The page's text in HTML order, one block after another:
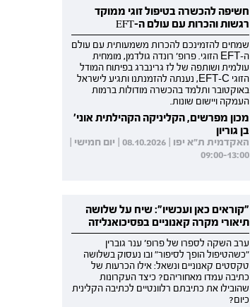
חשיפה להכשרה בטיפול זוגי ממוקד
רגשות והכרות עם עולם ה-EFT
שמחים להזמינכם להכרות משמעותית עם עולם
ה-EFT הזוגי. פרופ' רונדה גולדמן, מומחית
עולמית ושותפה של לז גרינברג בפיתוח המודל
הזוגי EFT-C, נענתה להזמנתנו ותגיע לישראל
באוקטובר ותלמד בהכשרה מודולות ברמות
העמקה ויישום שונות.
מכון מפרשים, הקליניקה הקהילתית אוני'
בן גוריון
האקדמית ת"א יפו | 08.10.2026 | יום חמישי |
09:00-13:00
"קוראים כאן ועכשיו": שיח על שלושה
תיאורי מקרה קאנוניים בפסיכואנליזה
ערב השקה לספרו של פרופ' ענר גוברין
"כשהטיפול הופך לסיפור" ובו נעסוק בשלושה
טקסטים קאנוניים ונשאל: אילו הכרעות של
כתיבה עמדו מאחוריהם? כיצד העקרונות
שהובילו את כתיבתם רלוונטיים לכתיבה הקלינית
כיום?